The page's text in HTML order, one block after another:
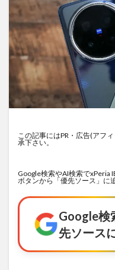
この記事にはPR・広告(アフ
承下さい。
Google検索やAI検索でxPeria
ボタンから「優先ソース」に
Google検
先ソース